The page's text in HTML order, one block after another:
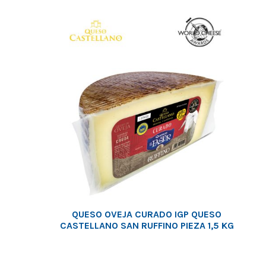
QUESO OVEJA CURADO IGP QUESO
CASTELLANO SAN RUFFINO PIEZA 1,5 KG